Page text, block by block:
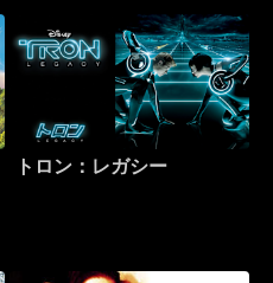
トロン：レガシー